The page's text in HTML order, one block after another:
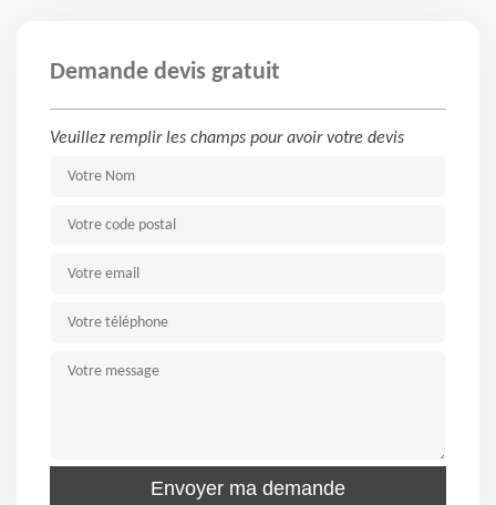
Demande devis gratuit
Veuillez remplir les champs pour avoir votre devis